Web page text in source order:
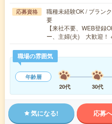
応募資格
職種未経験OK / ブラン
要
【来社不要、WEB登録
ー、主婦(夫) 大歓迎！
職場の雰囲気
年齢層
20代
30代
気になる! 応募